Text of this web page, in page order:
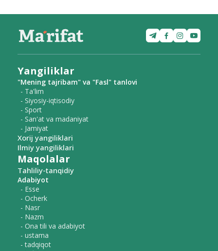
Yangiliklar
"Mening tajribam" va "Fasl" tanlovi
- Ta'lim
- Siyosiy-iqtisodiy
- Sport
- San'at va madaniyat
- Jamiyat
Xorij yangiliklari
Ilmiy yangiliklari
Maqolalar
Tahliliy-tanqidiy
Adabiyot
- Esse
- Ocherk
- Nasr
- Nazm
- Ona tili va adabiyot
- ustama
- tadqiqot